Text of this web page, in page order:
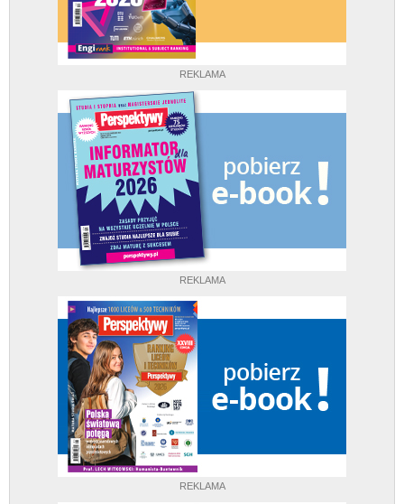
REKLAMA
REKLAMA
REKLAMA